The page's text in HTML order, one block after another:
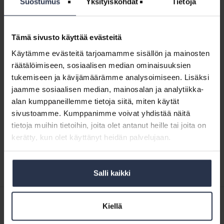
Tämä sivusto käyttää evästeitä
Käytämme evästeitä tarjoamamme sisällön ja mainosten
räätälöimiseen, sosiaalisen median ominaisuuksien
tukemiseen ja kävijämäärämme analysoimiseen. Lisäksi
jaamme sosiaalisen median, mainosalan ja analytiikka-
alan kumppaneillemme tietoja siitä, miten käytät
sivustoamme. Kumppanimme voivat yhdistää näitä
tietoja muihin tietoihin, joita olet antanut heille tai joita on
kerätty, kun olet käyttänyt heidän palvelujaan.
Salli kaikki
Kiellä
hallinnollisiin ongelmiin. Juristimme tuntevat
yhtiölainsäädännön monimutkaisuudet ja ovat tukenasi
↓ Näytä aakkosjärjestyksessä
Airbnb-
vuokrauksesta
oikeusriita
Airbnb-vuokrauksesta oikeusriita
KUMPPANISISÄLTÖ
Tamperelainen taloyhtiö antoi osakkaalleen varoituksen
yhtiöjärjestyksen vastaisesta vuokraustoiminnasta ja vaati
huoneistojen hallintaanottoa. Käräjäoikeus katsoi
varoituksen olevan perusteeton, mutta hovioikeus tulkitsi